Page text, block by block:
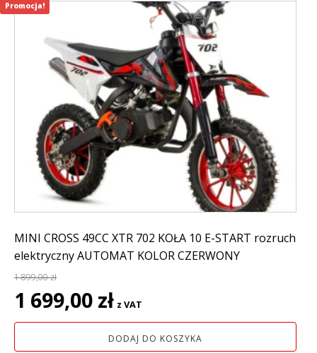
MINI CROSS 49CC XTR 702 KOŁA 10 E-START rozruch
elektryczny AUTOMAT KOLOR CZERWONY
1 899,00zł
Pierwotna
cena
wynosiła:
1 699,00 zł cena
wynosi:
1
z VAT
DODAJ DO KOSZYKA
Promocja!